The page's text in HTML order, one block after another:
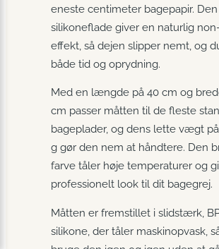
eneste centimeter bagepapir.
silikoneflade giver en naturlig
effekt, så dejen slipper nemt, og
både tid og oprydning.
Med en længde på 40 cm og
cm passer måtten til de fleste
bageplader, og dens lette vægt
g gør den nem at håndtere. Den
farve tåler høje temperaturer og
professionelt look til dit bagegrej.
Måtten er fremstillet i slidstærk,
silikone, der tåler maskinopvask,